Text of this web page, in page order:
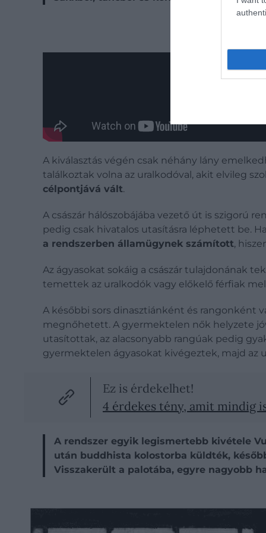
A kiválasztás végén csak néhány lány
találkoztak volna az uralkodóval, akit elvileg
célpontjává vált.
A császár hálószobájába vezető út is szigorú
pedig csak hivatalos utasításra léphetett be.
a rendszerben államügynek számított,
Az ágyasokat sokáig a császár tulajdonának
temettek az uralkodók vagy előkelő férfiak
A későbbi sors dinasztiánként és rangonként
megnőhetett. A gyermektelen nők helyzete
utasítottak, az alacsonyabb rangúak pedig
gyermektelen ágyasokat kivégeztek, majd az
Ez is érdekelhet!
4 érdekes tény, amit mindig
A rendszer egyik legismertebb kivétele
után buddhista kolostorba küldték,
Visszakerült a palotába, egyre nagyobb